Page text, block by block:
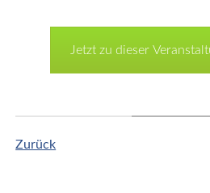
Raritäten
Zurück